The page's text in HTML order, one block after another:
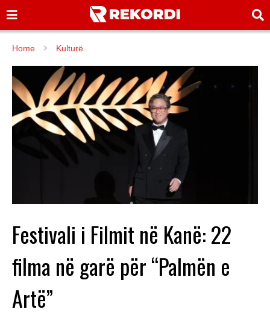
Home Kulturë
Festivali i Filmit në Kanë: 22
filma në garë për “Palmën e
Artë”